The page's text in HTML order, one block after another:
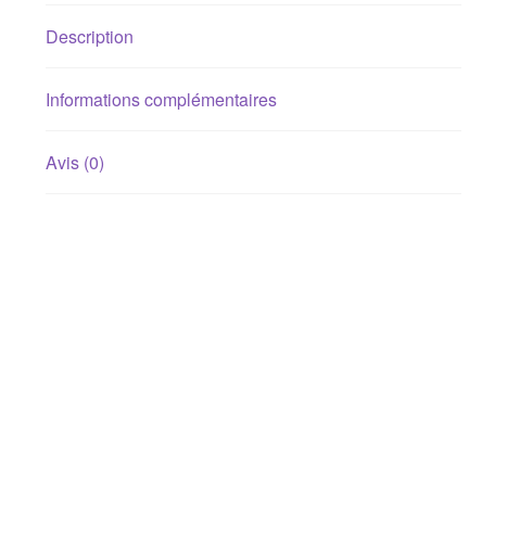
Description
Informations complémentaires
Avis (0)